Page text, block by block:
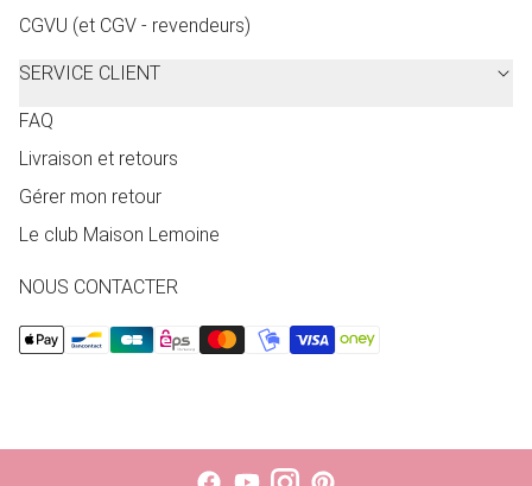
CGVU (et CGV - revendeurs)
SERVICE CLIENT
FAQ
Livraison et retours
Gérer mon retour
Le club Maison Lemoine
NOUS CONTACTER